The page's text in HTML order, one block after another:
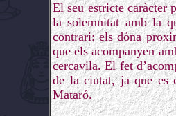
El seu estricte caràcter
la solemnitat amb la
contrari: els dóna
que els acompanyen
cercavila. El fet
de la ciutat, ja que es
Mataró.